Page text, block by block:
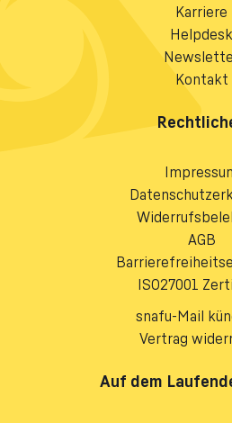
Karriere
Helpdesk
Kontakt
AGB
ISO27001
snafu-Mail
Vertrag
Auf dem